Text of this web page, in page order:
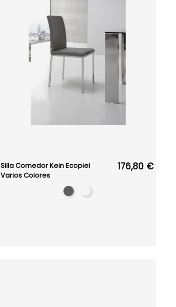
Silla Comedor Kein Ecopiel
Varios Colores
176,80 €